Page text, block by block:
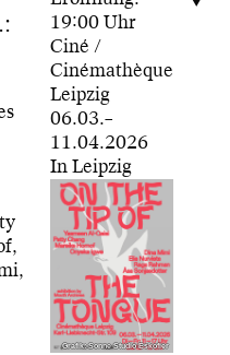
19:00 Uhr
Ciné /
Cinémathèque
Leipzig
06.03.–
11.04.2026
In Leipzig
Grafik: Sonne Studio Eskofier